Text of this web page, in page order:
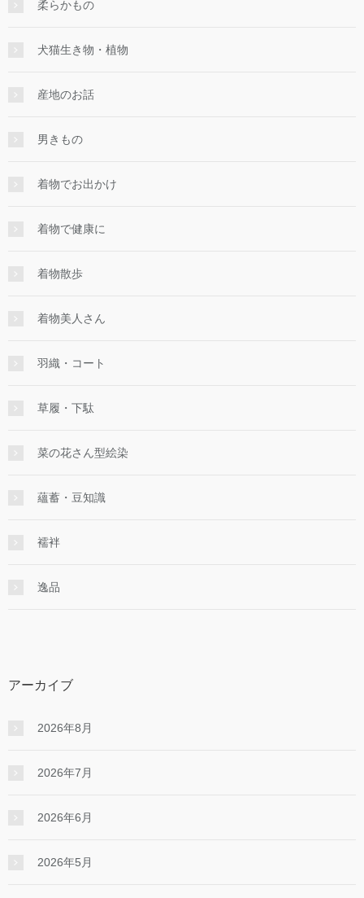
柔らかもの
犬猫生き物・植物
産地のお話
男きもの
着物でお出かけ
着物で健康に
着物散歩
着物美人さん
羽織・コート
草履・下駄
菜の花さん型絵染
蘊蓄・豆知識
襦袢
逸品
アーカイブ
2026年8月
2026年7月
2026年6月
2026年5月